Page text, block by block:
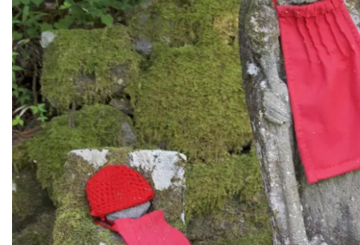
Jurjan past er mooi bij met zijn mutsje en rode shirt